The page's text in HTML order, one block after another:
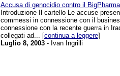
Accusa di genocidio contro il
Introduzione Il cartello Le accuse
commessi in connessione con il
connessione con la recente guerra in
collegati ad... [continua a leggere]
Luglio 8, 2003 - Ivan Ingrilli